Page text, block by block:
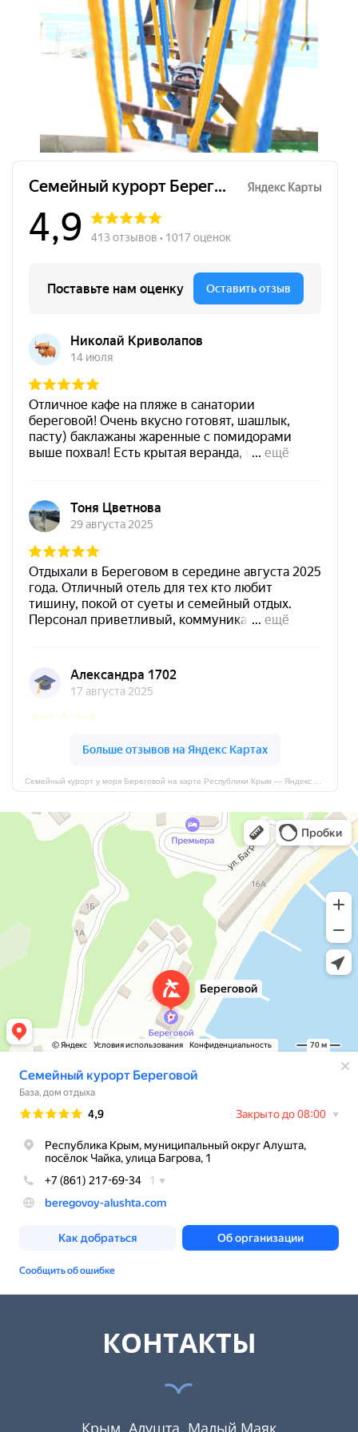
Семейный курорт у моря Береговой на карте Республики Крым — Яндекс Карты
Семейный курорт у моря Береговой
Дом отдыха в Республике Крым
КОНТАКТЫ